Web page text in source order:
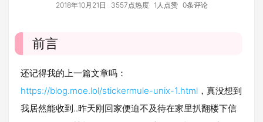
2018年10月21日 3557点热度 1人点赞 0条评论
前言
还记得我的上一篇文章吗：
https://blog.moe.lol/stickermule-unix-1.html ，真没想到
我居然能收到..昨天刚回家便迫不及待在家里扒翻楼下信